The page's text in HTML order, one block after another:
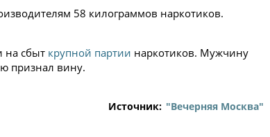
58 килограммов наркотиков.
на сбыт крупной партии наркотиков. Мужчину
признал вину.
Источник: "Вечерняя Москва"